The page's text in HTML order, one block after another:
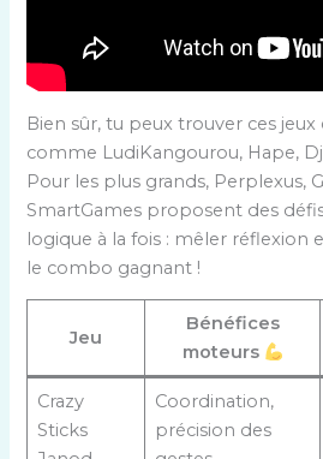
Bien sûr, tu peux trouver ces
comme LudiKangourou, Hape,
Pour les plus grands, Perplexus,
SmartGames proposent des
logique à la fois : mêler réflexion
le combo gagnant !
Jeu
Bénéfices
moteurs
Crazy
Sticks
Coordination,
précision des